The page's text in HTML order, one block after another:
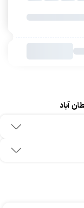
آباد